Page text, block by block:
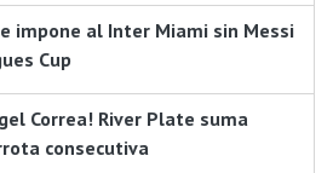
impone al Inter Miami sin Messi
Cup
Correa! River Plate suma
consecutiva